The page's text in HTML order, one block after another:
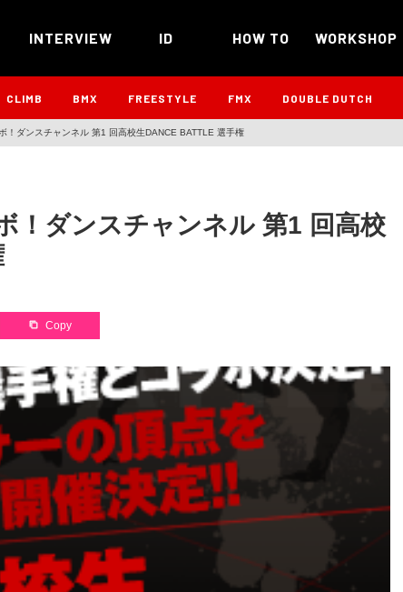
INTERVIEW ID HOW TO WORKSHOP
CLIMB BMX FREESTYLE FMX DOUBLE DUTCH
！ダンスチャンネル 第1 回高校生DANCE BATTLE 選手権
！ダンスチャンネル 第1 回高校
Copy